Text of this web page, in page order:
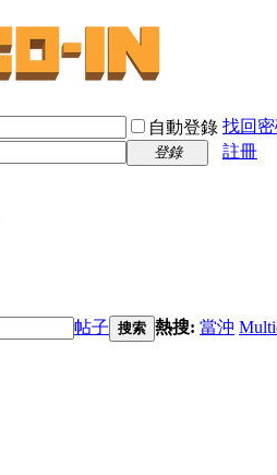
自動登錄 找回
登錄
註冊
帖子 搜索 熱搜: 當沖